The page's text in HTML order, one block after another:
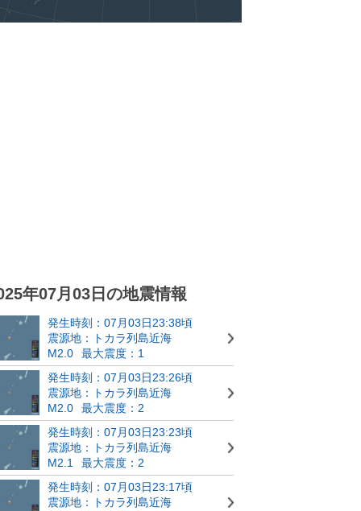
年07月03日の地震情報
発生時刻：07月03日23:38頃
震源地：トカラ列島近海
M2.0
最大震度：1
発生時刻：07月03日23:26頃
震源地：トカラ列島近海
M2.0
最大震度：2
発生時刻：07月03日23:23頃
震源地：トカラ列島近海
M2.1
最大震度：2
発生時刻：07月03日23:17頃
震源地：トカラ列島近海